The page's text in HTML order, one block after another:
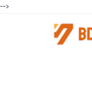
-->